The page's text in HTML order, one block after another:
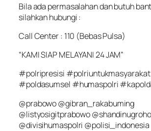
Bila ada permasalahan dan butuh
silahkan hubungi :
Call Center : 110 (Bebas Pulsa)
“KAMI SIAP MELAYANI 24 JAM”
#polripresisi #polriuntukmasyarakat
#poldasumsel #humaspolri
@prabowo @gibran_rakabuming
@listyosigitprabowo
@divisihumaspolri @polisi_indonesia